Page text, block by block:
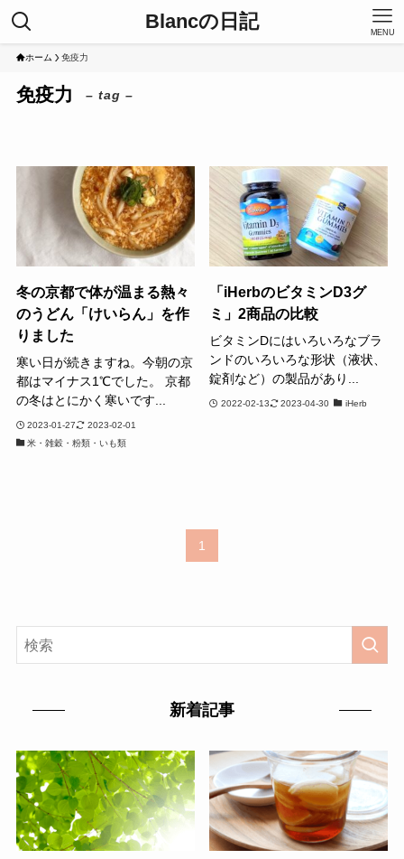
Blancの日記 MENU
ホーム 免疫力
免疫力 – tag –
冬の京都で体が温まる熱々
のうどん「けいらん」を作
りました
寒い日が続きますね。今朝の京
都はマイナス1℃でした。 京都
の冬はとにかく寒いです...
2023-01-27
2023-02-01
米・雑穀・粉類・いも類
「iHerbのビタミンD3グ
ミ」2商品の比較
ビタミンDにはいろいろなブラ
ンドのいろいろな形状（液状、
錠剤など）の製品があり...
2022-02-13 2023-04-30 iHerb
1
新着記事